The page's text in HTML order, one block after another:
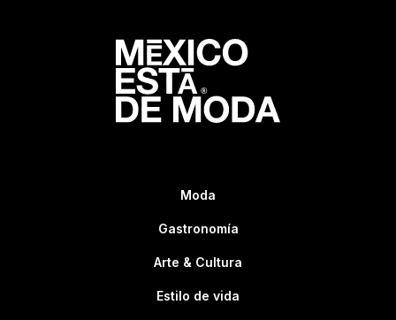
Moda
Gastronomía
Arte & Cultura
Estilo de vida